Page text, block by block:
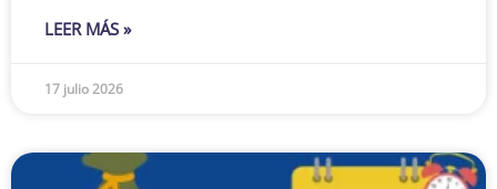
LEER MÁS »
17 julio 2026